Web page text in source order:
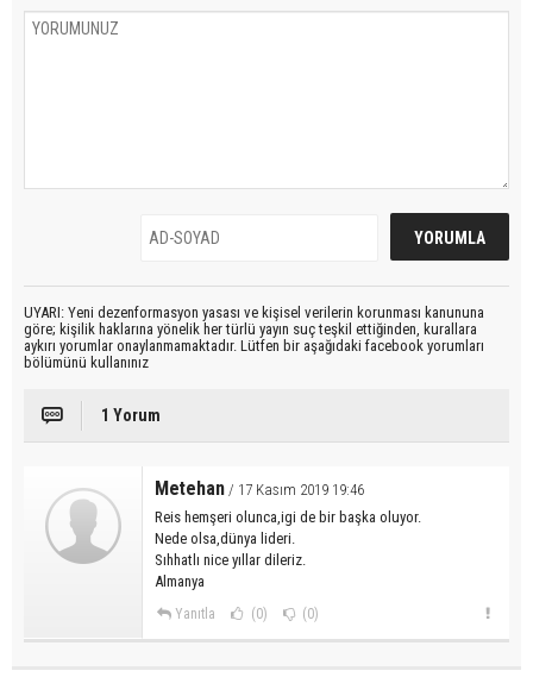
UYARI: Yeni dezenformasyon yasası ve kişisel verilerin korunması kanununa
göre; kişilik haklarına yönelik her türlü yayın suç teşkil ettiğinden, kurallara
aykırı yorumlar onaylanmamaktadır. Lütfen bir aşağıdaki facebook yorumları
bölümünü kullanınız
1 Yorum
Metehan / 17 Kasım 2019 19:46
Reis hemşeri olunca,igi de bir başka oluyor.
Nede olsa,dünya lideri.
Sıhhatlı nice yıllar dileriz.
Almanya
Yanıtla (0) (0)